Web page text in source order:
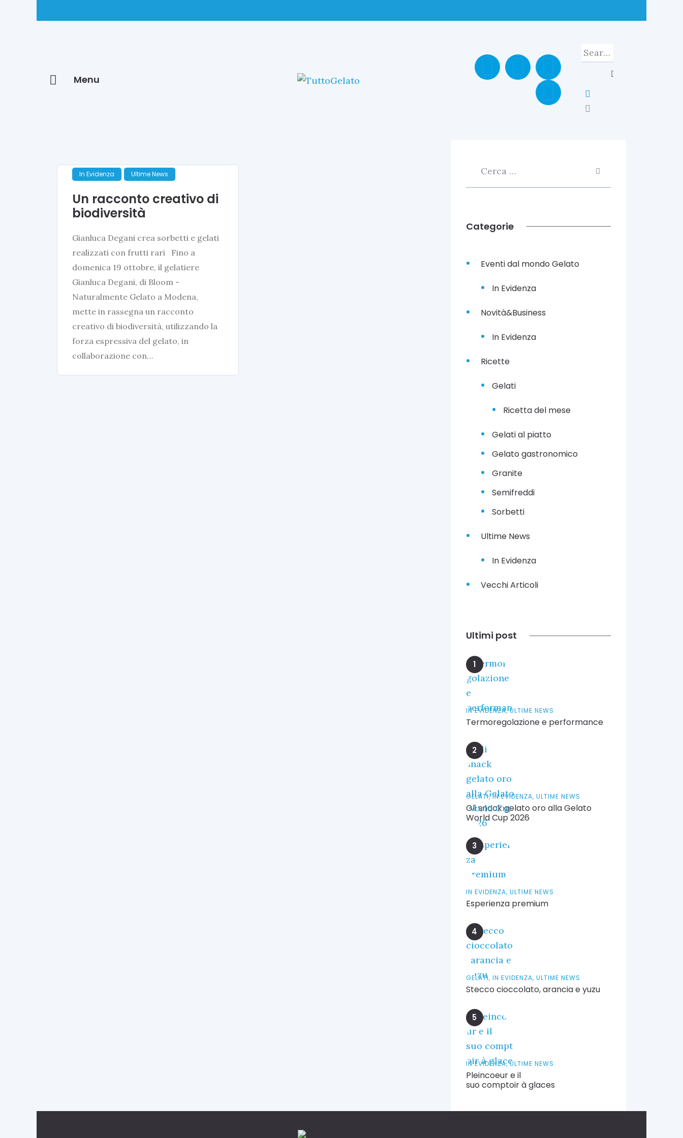
Menu
In Evidenza Ultime News
Un racconto creativo di
biodiversità
Gianluca Degani crea sorbetti e gelati
realizzati con frutti rari Fino a
domenica 19 ottobre, il gelatiere
Gianluca Degani, di Bloom -
Naturalmente Gelato a Modena,
mette in rassegna un racconto
creativo di biodiversità, utilizzando la
forza espressiva del gelato, in
collaborazione con…
Categorie
Eventi dal mondo Gelato
In Evidenza
Novità&Business
In Evidenza
Ricette
Gelati
Ricetta del mese
Gelati al piatto
Gelato gastronomico
Granite
Semifreddi
Sorbetti
Ultime News
In Evidenza
Vecchi Articoli
Ultimi post
IN EVIDENZA,ULTIME NEWS
Termoregolazione e performance
GELATI,IN EVIDENZA, ULTIME NEWS
Gli snack gelato oro alla Gelato
World Cup 2026
IN EVIDENZA, ULTIME NEWS
Esperienza premium
GELATI, IN EVIDENZA, ULTIME NEWS
Stecco cioccolato, arancia e yuzu
IN EVIDENZA,ULTIME NEWS
Pleincoeur e il
suo comptoir à glaces